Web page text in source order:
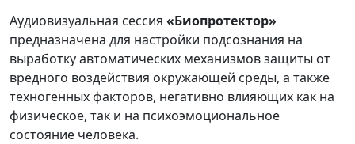
Аудиовизуальная сессия «Биопротектор»
предназначена для настройки подсознания на
выработку автоматических механизмов защиты от
вредного воздействия окружающей среды, а также
техногенных факторов, негативно влияющих как на
физическое, так и на психоэмоциональное
состояние человека.